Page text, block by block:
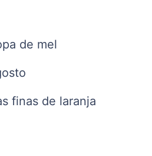
de mel
finas de laranja